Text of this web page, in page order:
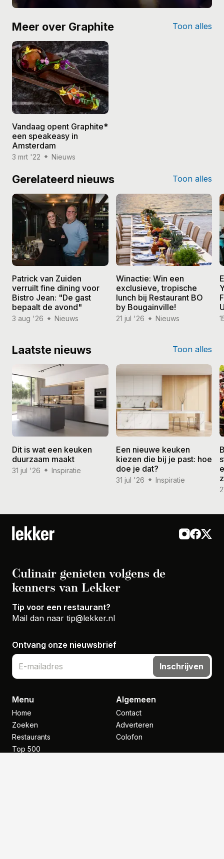
Meer over Graphite Toon alles
Vandaag opent Graphite*
een speakeasy in
Amsterdam
3 mrt '22 Nieuws
Gerelateerd nieuws Toon alles
Patrick van Zuiden
verruilt fine dining voor
Bistro Jean: "De gast
bepaalt de avond"
3 aug '26 Nieuws
Winactie: Win een
exclusieve, tropische
lunch bij Restaurant BO
by Bougainville!
21 jul '26 Nieuws
Laatste nieuws Toon alles
Dit is wat een keuken
duurzaam maakt
31 jul '26 Inspiratie
Een nieuwe keuken
kiezen die bij je past: hoe
doe je dat?
31 jul '26 Inspiratie
Culinair genieten volgens de
kenners van Lekker
Tip voor een restaurant?
Mail dan naar tip@lekker.nl
Ontvang onze nieuwsbrief
Inschrijven
Menu
Home
Zoeken
Restaurants
Top 500
Algemeen
Contact
Adverteren
Colofon